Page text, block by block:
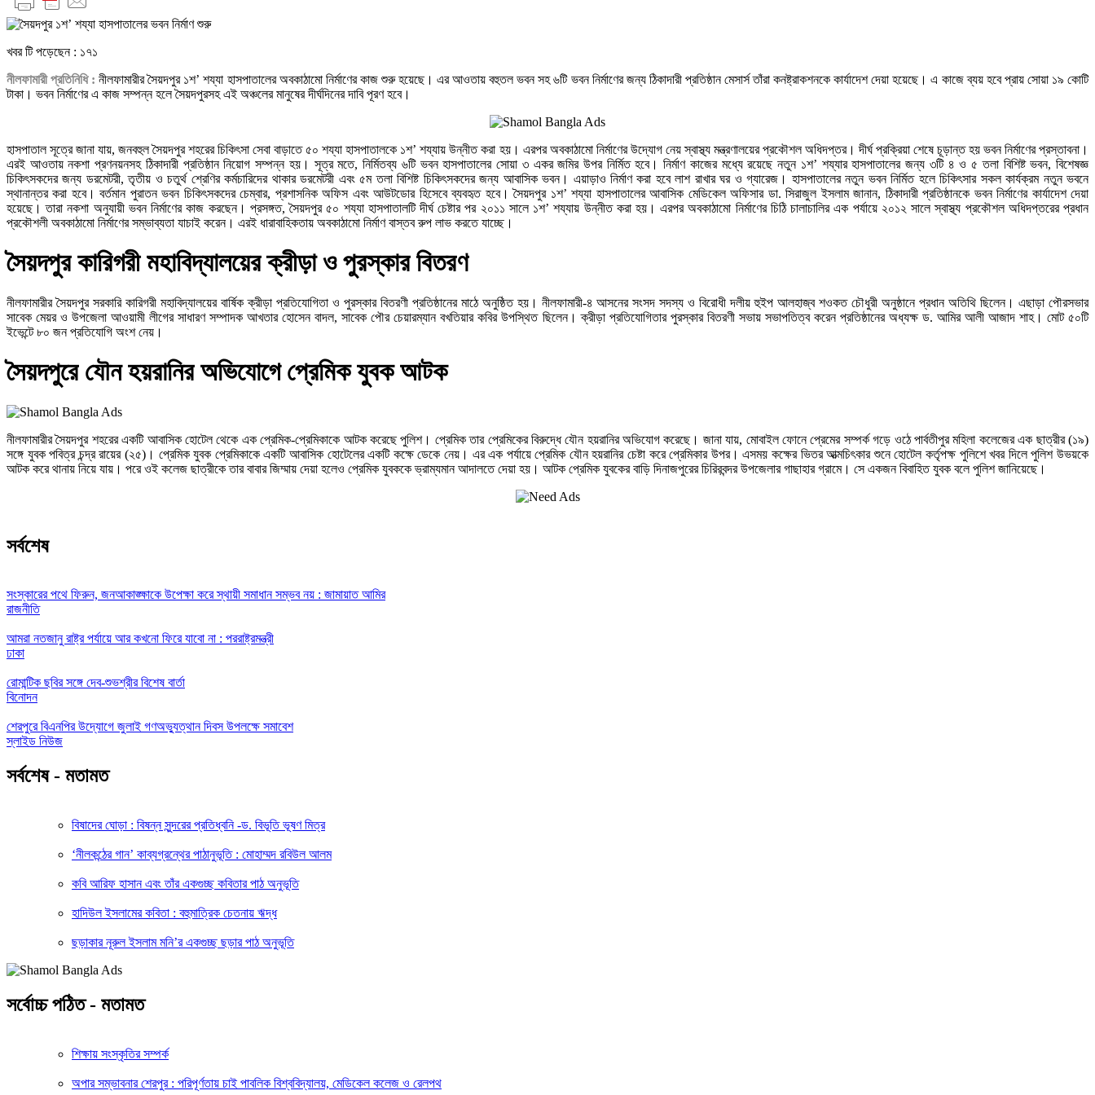
খবর টি পড়েছেন : ১৭১
নীলফামারী প্রতিনিধি : নীলফামারীর সৈয়দপুর ১শ’ শয্যা হাসপাতালের অবকাঠামো নির্মাণের কাজ শুরু হয়েছে। এর আওতায় বহুতল ভবন সহ ৬টি ভবন নির্মাণের জন্য ঠিকাদারী প্রতিষ্ঠান মেসার্স তাঁরা কনষ্ট্রাকশনকে কার্যাদেশ দেয়া হয়েছে। এ কাজে ব্যয় হবে প্রায় সোয়া ১৯ কোটি
টাকা। ভবন নির্মাণের এ কাজ সম্পন্ন হলে সৈয়দপুরসহ এই অঞ্চলের মানুষের দীর্ঘদিনের দাবি পূরণ হবে।
হাসপাতাল সূত্রে জানা যায়, জনবহুল সৈয়দপুর শহরের চিকিৎসা সেবা বাড়াতে ৫০ শয্যা হাসপাতালকে ১শ’ শয্যায় উন্নীত করা হয়। এরপর অবকাঠামো নির্মাণের উদ্যোগ নেয় স্বাস্থ্য মন্ত্রণালয়ের প্রকৌশল অধিদপ্তর। দীর্ঘ প্রক্রিয়া শেষে চূড়ান্ত হয় ভবন নির্মাণের প্রস্তাবনা।
এরই আওতায় নকশা প্রণনয়নসহ ঠিকাদারী প্রতিষ্ঠান নিয়োগ সম্পন্ন হয়। সূত্র মতে, নির্মিতব্য ৬টি ভবন হাসপাতালের সোয়া ৩ একর জমির উপর নির্মিত হবে। নির্মাণ কাজের মধ্যে রয়েছে নতুন ১শ’ শয্যার হাসপাতালের জন্য ৩টি ৪ ও ৫ তলা বিশিষ্ট ভবন, বিশেষজ্ঞ
চিকিৎসকদের জন্য ডরমেটরী, তৃতীয় ও চতুর্থ শ্রেণির কর্মচারিদের থাকার ডরমেটরী এবং ৫ম তলা বিশিষ্ট চিকিৎসকদের জন্য আবাসিক ভবন। এয়াড়াও নির্মাণ করা হবে লাশ রাখার ঘর ও গ্যারেজ। হাসপাতালের নতুন ভবন নির্মিত হলে চিকিৎসার সকল কার্যক্রম নতুন ভবনে
স্থানান্তর করা হবে। বর্তমান পুরাতন ভবন চিকিৎসকদের চেম্বার, প্রশাসনিক অফিস এবং আউটডোর হিসেবে ব্যবহৃত হবে। সৈয়দপুর ১শ’ শয্যা হাসপাতালের আবাসিক মেডিকেল অফিসার ডা. সিরাজুল ইসলাম জানান, ঠিকাদারী প্রতিষ্ঠানকে ভবন নির্মাণের কার্যাদেশ দেয়া
হয়েছে। তারা নকশা অনুযায়ী ভবন নির্মাণের কাজ করছেন। প্রসঙ্গত, সৈয়দপুর ৫০ শয্যা হাসপাতালটি দীর্ঘ চেষ্টার পর ২০১১ সালে ১শ’ শয্যায় উন্নীত করা হয়। এরপর অবকাঠামো নির্মাণের চিঠি চালাচালির এক পর্যায়ে ২০১২ সালে স্বাস্থ্য প্রকৌশল অধিদপ্তরের প্রধান
প্রকৌশলী অবকাঠামো নির্মাণের সম্ভাব্যতা যাচাই করেন। এরই ধারাবাহিকতায় অবকাঠামো নির্মাণ বাস্তব রুপ লাভ করতে যাচ্ছে।
সৈয়দপুর কারিগরী মহাবিদ্যালয়ের ক্রীড়া ও পুরস্কার বিতরণ
নীলফামারীর সৈয়দপুর সরকারি কারিগরী মহাবিদ্যালয়ের বার্ষিক ক্রীড়া প্রতিযোগিতা ও পুরস্কার বিতরণী প্রতিষ্ঠানের মাঠে অনুষ্ঠিত হয়। নীলফামারী-৪ আসনের সংসদ সদস্য ও বিরোধী দলীয় হুইপ আলহাজ্ব শওকত চৌধুরী অনুষ্ঠানে প্রধান অতিথি ছিলেন। এছাড়া পৌরসভার
সাবেক মেয়র ও উপজেলা আওয়ামী লীগের সাধারণ সম্পাদক আখতার হোসেন বাদল, সাবেক পৌর চেয়ারম্যান বখতিয়ার কবির উপস্থিত ছিলেন। ক্রীড়া প্রতিযোগিতার পুরস্কার বিতরণী সভায় সভাপতিত্ব করেন প্রতিষ্ঠানের অধ্যক্ষ ড. আমির আলী আজাদ শাহ। মোট ৫০টি
ইভেন্টে ৮০ জন প্রতিযোগি অংশ নেয়।
সৈয়দপুরে যৌন হয়রানির অভিযোগে প্রেমিক যুবক আটক
নীলফামারীর সৈয়দপুর শহরের একটি আবাসিক হোটেল থেকে এক প্রেমিক-প্রেমিকাকে আটক করেছে পুলিশ। প্রেমিক তার প্রেমিকের বিরুদ্ধে যৌন হয়রানির অভিযোগ করেছে। জানা যায়, মোবাইল ফোনে প্রেমের সম্পর্ক গড়ে ওঠে পার্বতীপুর মহিলা কলেজের এক ছাত্রীর (১৯)
সঙ্গে যুবক পবিত্র চন্দ্র রায়ের (২৫)। প্রেমিক যুবক প্রেমিকাকে একটি আবাসিক হোটেলের একটি কক্ষে ডেকে নেয়। এর এক পর্যায়ে প্রেমিক যৌন হয়রানির চেষ্টা করে প্রেমিকার উপর। এসময় কক্ষের ভিতর আত্মচিৎকার শুনে হোটেল কর্তৃপক্ষ পুলিশে খবর দিলে পুলিশ উভয়কে
আটক করে থানায় নিয়ে যায়। পরে ওই কলেজ ছাত্রীকে তার বাবার জিম্মায় দেয়া হলেও প্রেমিক যুবককে ভ্রাম্যমান আদালতে দেয়া হয়। আটক প্রেমিক যুবকের বাড়ি দিনাজপুরের চিরিরবন্দর উপজেলার গাছাহার গ্রামে। সে একজন বিবাহিত যুবক বলে পুলিশ জানিয়েছে।
সর্বশেষ
সংস্কারের পথে ফিরুন, জনআকাঙ্ক্ষাকে উপেক্ষা করে স্থায়ী সমাধান সম্ভব নয় : জামায়াত আমির
রাজনীতি
আমরা নতজানু রাষ্ট্র পর্যায়ে আর কখনো ফিরে যাবো না : পররাষ্ট্রমন্ত্রী
ঢাকা
রোমান্টিক ছবির সঙ্গে দেব-শুভশ্রীর বিশেষ বার্তা
বিনোদন
শেরপুরে বিএনপির উদ্যোগে জুলাই গণঅভ্যুত্থান দিবস উপলক্ষে সমাবেশ
স্লাইড নিউজ
সর্বশেষ - মতামত
বিষাদের ঘোড়া : বিষন্ন সুন্দরের প্রতিধ্বনি -ড. বিভূতি ভূষণ মিত্র
‘নীলকন্ঠের গান’ কাব্যগ্রন্থের পাঠানুভূতি : মোহাম্মদ রবিউল আলম
কবি আরিফ হাসান এবং তাঁর একগুচ্ছ কবিতার পাঠ অনুভূতি
হাদিউল ইসলামের কবিতা : বহুমাত্রিক চেতনায় ঋদ্ধ
ছড়াকার নূরুল ইসলাম মনি’র একগুচ্ছ ছড়ার পাঠ অনুভূতি
সর্বোচ্চ পঠিত - মতামত
শিক্ষায় সংস্কৃতির সম্পর্ক
অপার সম্ভাবনার শেরপুর : পরিপূর্ণতায় চাই পাবলিক বিশ্ববিদ্যালয়, মেডিকেল কলেজ ও রেলপথ